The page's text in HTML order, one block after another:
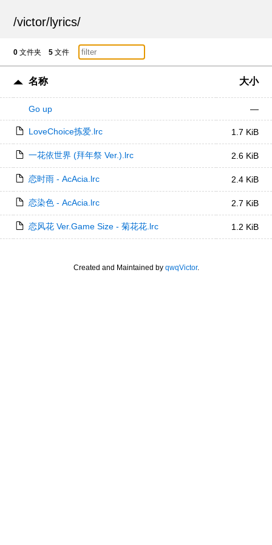
/victor/lyrics/
0 文件夹 5 文件
名称 大小
Go up —
LoveChoice拣爱.lrc 1.7 KiB
一花依世界 (拜年祭 Ver.).lrc 2.6 KiB
恋时雨 - AcAcia.lrc 2.4 KiB
恋染色 - AcAcia.lrc 2.7 KiB
恋风花 Ver.Game Size - 菊花花.lrc 1.2 KiB
Created and Maintained by qwqVictor.